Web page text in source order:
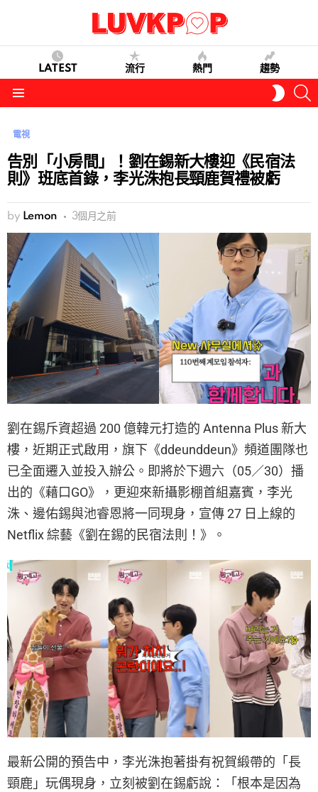
LATEST 流行 熱門 趨勢
SKIN
電視
告別「小房間」！劉在錫新大樓迎《民宿法
則》班底首錄，李光洙抱長頸鹿賀禮被虧
by Lemon 3個月之前
劉在錫斥資超過 200 億韓元打造的 Antenna Plus 新大
樓，近期正式啟用，旗下《ddeunddeun》頻道團隊也
已全面遷入並投入辦公。即將於下週六（05／30）播
出的《藉口GO》，更迎來新攝影棚首組嘉賓，李光
洙、邊佑錫與池睿恩將一同現身，宣傳 27 日上線的
Netflix 綜藝《劉在錫的民宿法則！》。
最新公開的預告中，李光洙抱著掛有祝賀緞帶的「長
頸鹿」玩偶現身，立刻被劉在錫虧說：「根本是因為